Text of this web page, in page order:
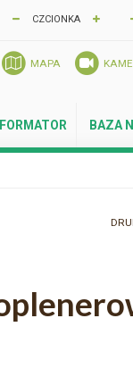
CZCIONKA
MAPA
BAZA